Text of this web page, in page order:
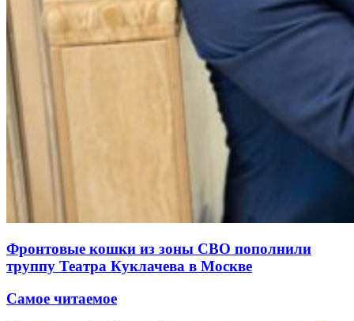
Фронтовые кошки из зоны СВО пополнили
труппу Театра Куклачева в Москве
Самое читаемое